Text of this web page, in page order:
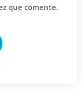
que comente.